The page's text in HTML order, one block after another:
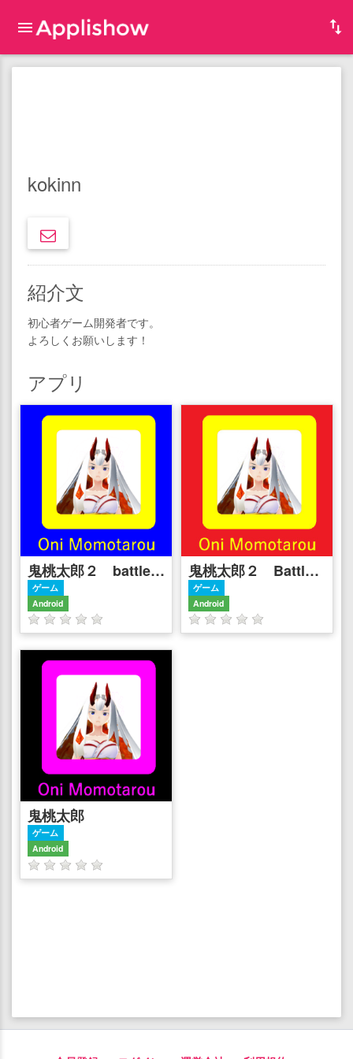
kokinn
紹介文
初心者ゲーム開発者です。
よろしくお願いします！
アプリ
鬼桃太郎２ battle simulator 後編
ゲーム
Android
鬼桃太郎２ Battle Simulator 前編
ゲーム
Android
鬼桃太郎
ゲーム
Android